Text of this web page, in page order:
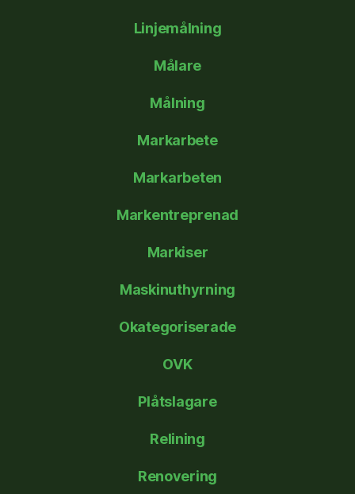
Linjemålning
Målare
Målning
Markarbete
Markarbeten
Markentreprenad
Markiser
Maskinuthyrning
Okategoriserade
OVK
Plåtslagare
Relining
Renovering